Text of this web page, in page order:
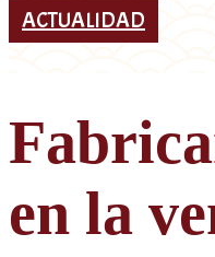
ACTUALIDAD
en la